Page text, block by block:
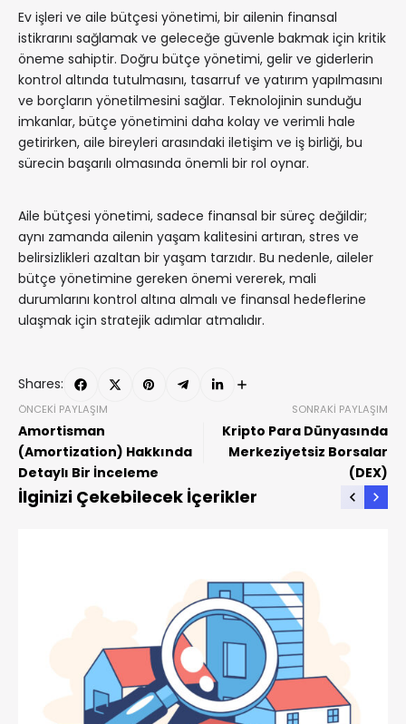
Ev işleri ve aile bütçesi yönetimi, bir ailenin finansal
istikrarını sağlamak ve geleceğe güvenle bakmak için kritik
öneme sahiptir. Doğru bütçe yönetimi, gelir ve giderlerin
kontrol altında tutulmasını, tasarruf ve yatırım yapılmasını
ve borçların yönetilmesini sağlar. Teknolojinin sunduğu
imkanlar, bütçe yönetimini daha kolay ve verimli hale
getirirken, aile bireyleri arasındaki iletişim ve iş birliği, bu
sürecin başarılı olmasında önemli bir rol oynar.
Aile bütçesi yönetimi, sadece finansal bir süreç değildir;
aynı zamanda ailenin yaşam kalitesini artıran, stres ve
belirsizlikleri azaltan bir yaşam tarzıdır. Bu nedenle, aileler
bütçe yönetimine gereken önemi vererek, mali
durumlarını kontrol altına almalı ve finansal hedeflerine
ulaşmak için stratejik adımlar atmalıdır.
Shares:
ÖNCEKI PAYLAŞIM
Amortisman
(Amortization) Hakkında
Detaylı Bir İnceleme
SONRAKI PAYLAŞIM
Kripto Para Dünyasında
Merkeziyetsiz Borsalar
(DEX)
İlginizi Çekebilecek İçerikler